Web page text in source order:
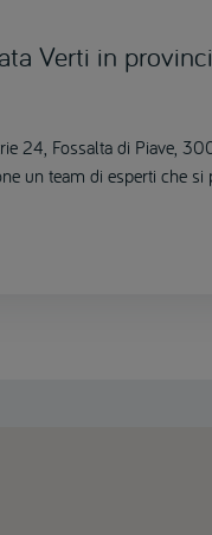
Verti in
24, Fossalta di Piave,
un team di esperti che si